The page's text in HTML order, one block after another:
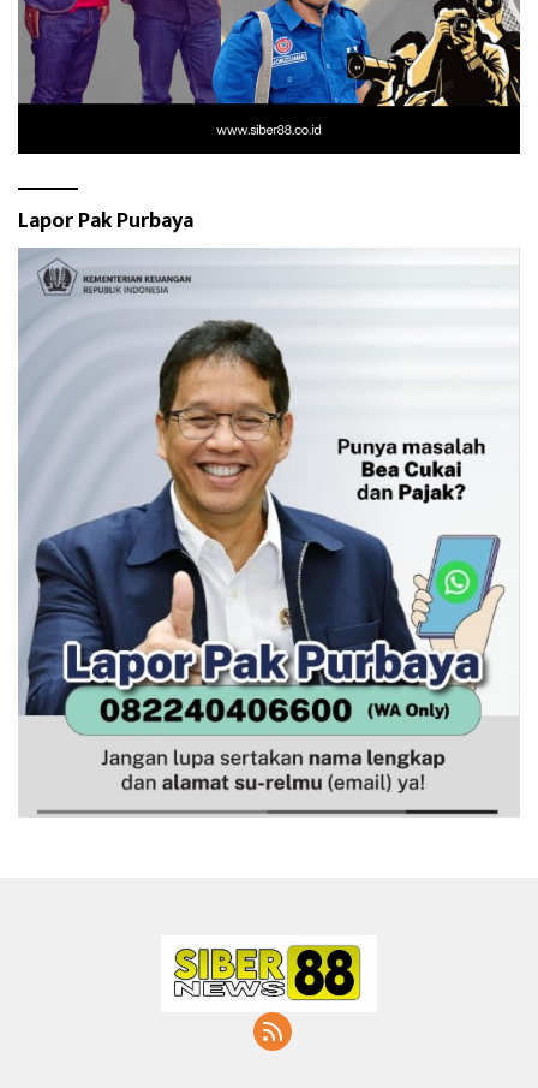
Lapor Pak Purbaya